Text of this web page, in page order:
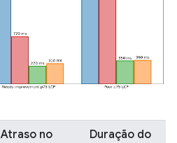
Atraso no
Duração do